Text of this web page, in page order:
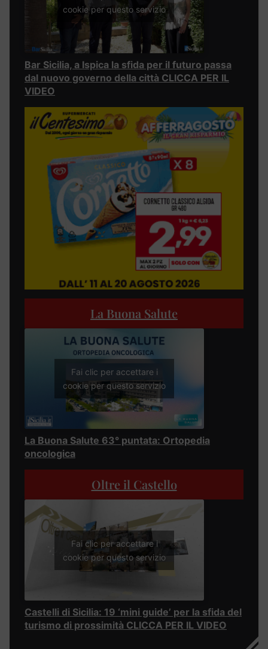
cookie per questo servizio
Bar Sicilia, a Ispica la sfida per il futuro passa
dal nuovo governo della città CLICCA PER IL
VIDEO
La Buona Salute
Fai clic per accettare i
cookie per questo servizio
La Buona Salute 63° puntata: Ortopedia
oncologica
Oltre il Castello
Fai clic per accettare i
cookie per questo servizio
Castelli di Sicilia: 19 ‘mini guide’ per la sfida del
turismo di prossimità CLICCA PER IL VIDEO